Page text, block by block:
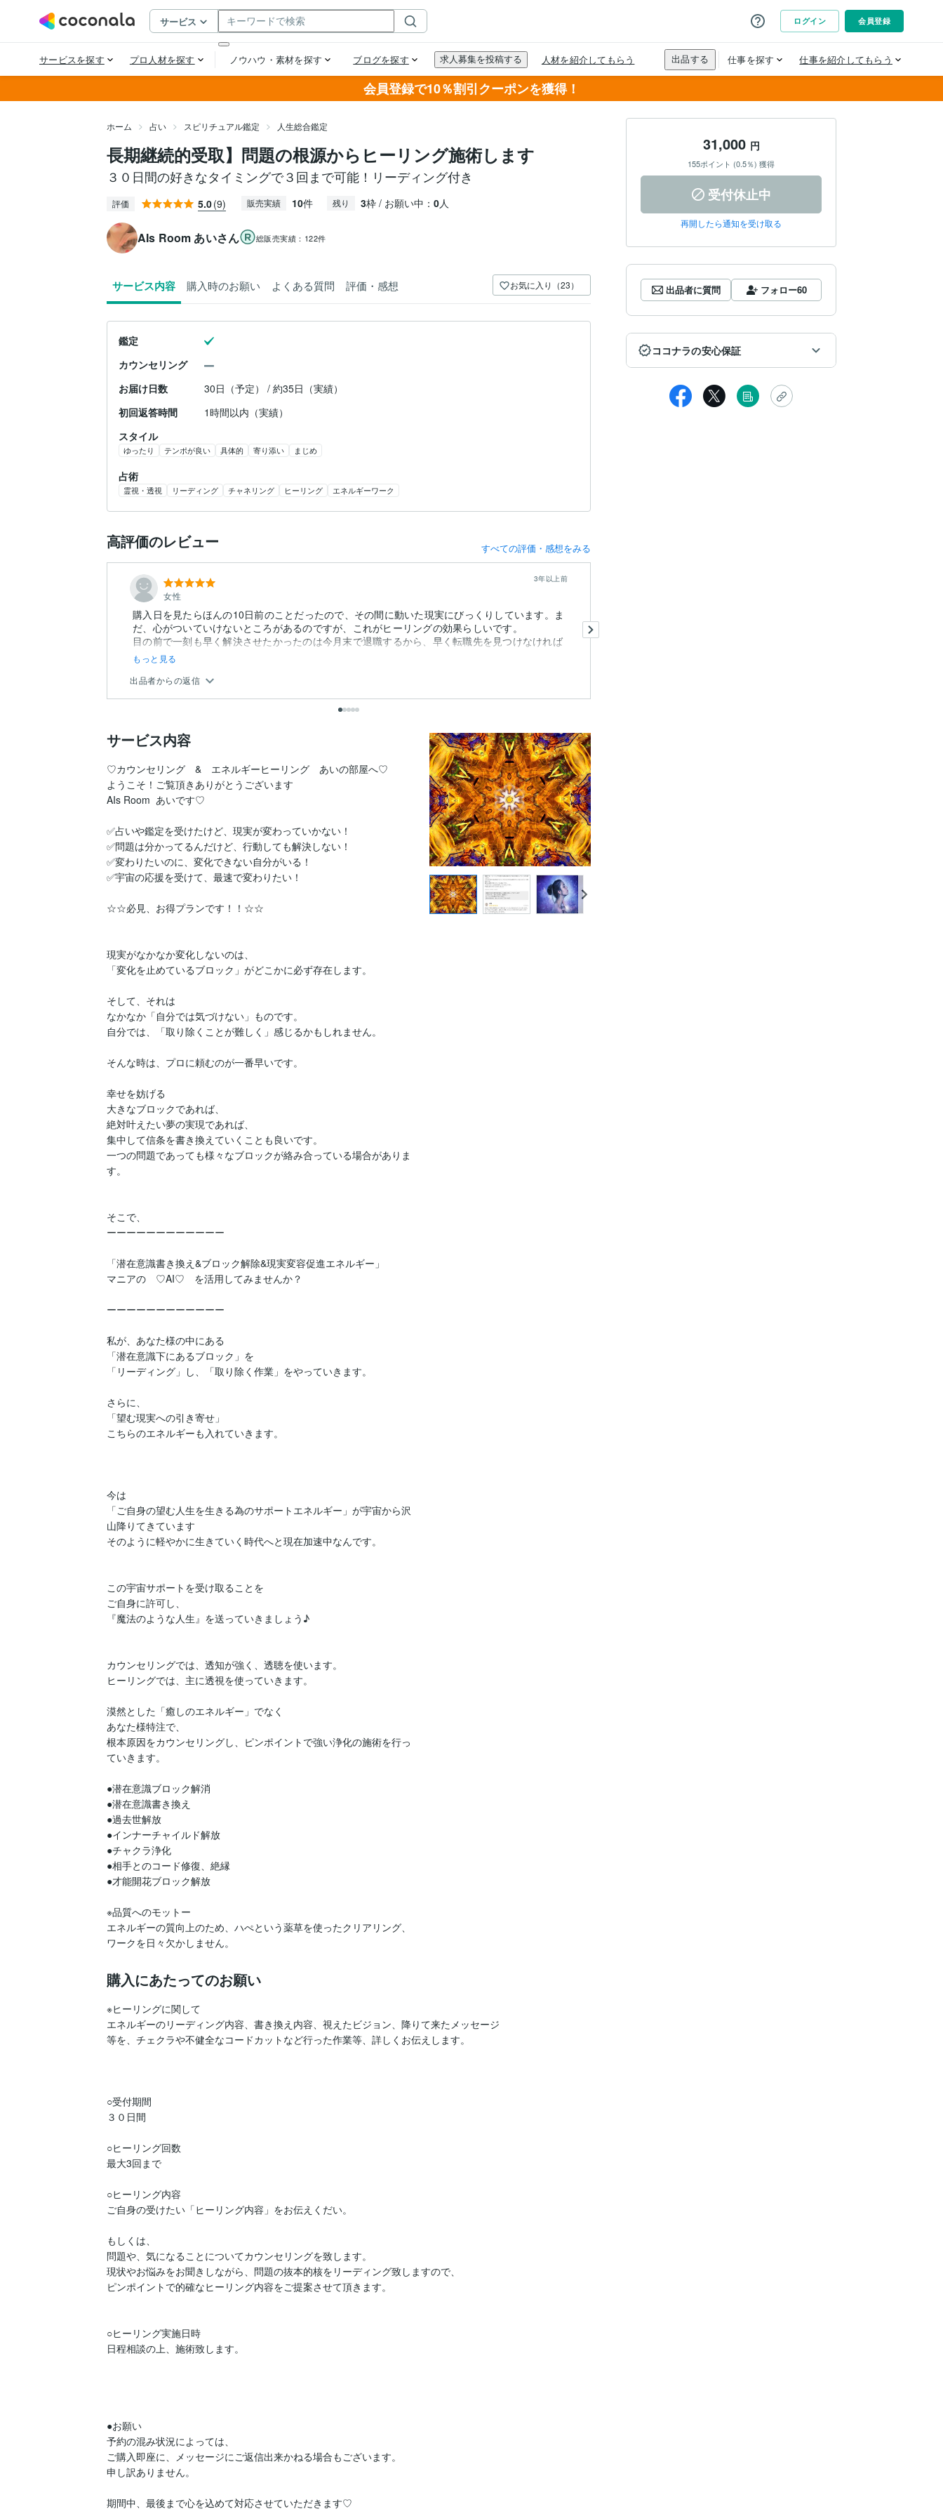
会員登録で10％割引クーポンを獲得！
ホーム 占い スピリチュアル鑑定 人生総合鑑定
長期継続的受取】問題の根源からヒーリング施術します
３０日間の好きなタイミングで３回まで可能！リーディング付き
評価 5.0(9) 販売実績 10件 残り 3枠 / お願い中： 0人
AIs Room あいさん 総販売実績： 122件
サービス内容 購入時のお願い よくある質問 評価・感想 お気に入り（23）
鑑定
カウンセリング
お届け日数
30日（予定） / 約35日（実績）
初回返答時間
1時間以内（実績）
スタイル
ゆったり テンポが良い 具体的 寄り添い まじめ
占術
霊視・透視 リーディング チャネリング ヒーリング エネルギーワーク
高評価のレビュー すべての評価・感想をみる
女性
3年以上前
購入日を見たらほんの10日前のことだったので、その間に動いた現実にびっくりしています。ま
だ、心がついていけないところがあるのですが、これがヒーリングの効果らしいです。
目の前で一刻も早く解決させたかったのは今月末で退職するから、早く転職先を見つけなければ
なら...
もっと見る
出品者からの返信
サービス内容
♡カウンセリング　&　エネルギーヒーリング　あいの部屋へ♡
ようこそ！ご覧頂きありがとうございます
AIs Room  あいです♡
✅占いや鑑定を受けたけど、現実が変わっていかない！
✅問題は分かってるんだけど、行動しても解決しない！
✅変わりたいのに、変化できない自分がいる！
✅宇宙の応援を受けて、最速で変わりたい！
☆☆必見、お得プランです！！☆☆
現実がなかなか変化しないのは、
「変化を止めているブロック」がどこかに必ず存在します。
そして、それは
なかなか「自分では気づけない」ものです。
自分では、「取り除くことが難しく」感じるかもしれません。
そんな時は、プロに頼むのが一番早いです。
幸せを妨げる
大きなブロックであれば、
絶対叶えたい夢の実現であれば、
集中して信条を書き換えていくことも良いです。
一つの問題であっても様々なブロックが絡み合っている場合がありま
す。
そこで、
ーーーーーーーーーーーー
「潜在意識書き換え&ブロック解除&現実変容促進エネルギー」
マニアの　♡AI♡　を活用してみませんか？
ーーーーーーーーーーーー
私が、あなた様の中にある
「潜在意識下にあるブロック」を
「リーディング」し、「取り除く作業」をやっていきます。
さらに、
「望む現実への引き寄せ」
こちらのエネルギーも入れていきます。
今は
「ご自身の望む人生を生きる為のサポートエネルギー」が宇宙から沢
山降りてきています
そのように軽やかに生きていく時代へと現在加速中なんです。
この宇宙サポートを受け取ることを
ご自身に許可し、
『魔法のような人生』を送っていきましょう♪
カウンセリングでは、透知が強く、透聴を使います。
ヒーリングでは、主に透視を使っていきます。
漠然とした「癒しのエネルギー」でなく
あなた様特注で、
根本原因をカウンセリングし、ピンポイントで強い浄化の施術を行っ
ていきます。
●潜在意識ブロック解消
●潜在意識書き換え
●過去世解放
●インナーチャイルド解放
●チャクラ浄化
●相手とのコード修復、絶縁
●才能開花ブロック解放
※品質へのモットー
エネルギーの質向上のため、ハぺという薬草を使ったクリアリング、
ワークを日々欠かしません。
購入にあたってのお願い
※ヒーリングに関して
エネルギーのリーディング内容、書き換え内容、視えたビジョン、降りて来たメッセージ
等を、チェクラや不健全なコードカットなど行った作業等、詳しくお伝えします。
○受付期間
３０日間
○ヒーリング回数
最大3回まで
○ヒーリング内容
ご自身の受けたい「ヒーリング内容」をお伝えくだい。
もしくは、
問題や、気になることについてカウンセリングを致します。
現状やお悩みをお聞きしながら、問題の抜本的核をリーディング致しますので、
ピンポイントで的確なヒーリング内容をご提案させて頂きます。
○ヒーリング実施日時
日程相談の上、施術致します。
●お願い
予約の混み状況によっては、
ご購入即座に、メッセージにご返信出来かねる場合もございます。
申し訳ありません。
期間中、最後まで心を込めて対応させていただきます♡
31,000 円
155ポイント (0.5％) 獲得
受付休止中
再開したら通知を受け取る
出品者に質問 フォロー60
ココナラの安心保証